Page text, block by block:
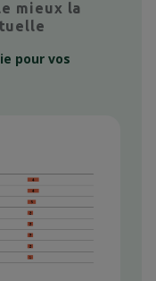
mieux la
pour vos